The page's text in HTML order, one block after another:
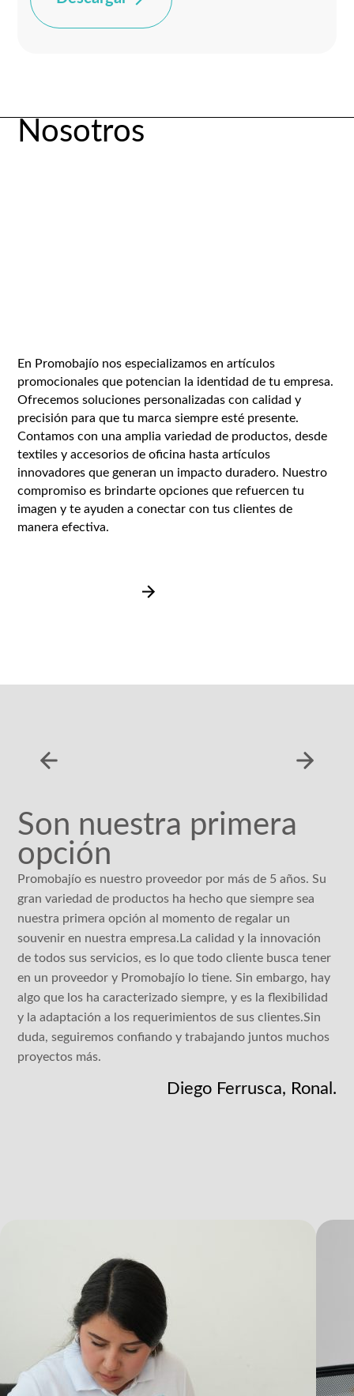
Nosotros
En Promobajío nos especializamos en artículos
promocionales que potencian la identidad de tu empresa.
Ofrecemos soluciones personalizadas con calidad y
precisión para que tu marca siempre esté presente.
Contamos con una amplia variedad de productos, desde
textiles y accesorios de oficina hasta artículos
innovadores que generan un impacto duradero. Nuestro
compromiso es brindarte opciones que refuercen tu
imagen y te ayuden a conectar con tus clientes de
manera efectiva.
Son nuestra primera
opción
Promobajío es nuestro proveedor por más de 5 años. Su
gran variedad de productos ha hecho que siempre sea
nuestra primera opción al momento de regalar un
souvenir en nuestra empresa.La calidad y la innovación
de todos sus servicios, es lo que todo cliente busca tener
en un proveedor y Promobajío lo tiene. Sin embargo, hay
algo que los ha caracterizado siempre, y es la flexibilidad
y la adaptación a los requerimientos de sus clientes.Sin
duda, seguiremos confiando y trabajando juntos muchos
proyectos más.
Diego Ferrusca, Ronal.